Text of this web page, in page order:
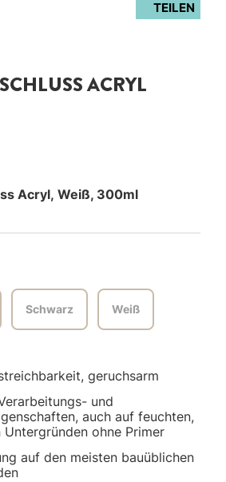
TEILEN
ACRYL
Acryl, Weiß, 300ml
Schwarz Weiß
geruchsarm
und
auch auf feuchten,
Untergründen ohne Primer
auf den meisten bauüblichen